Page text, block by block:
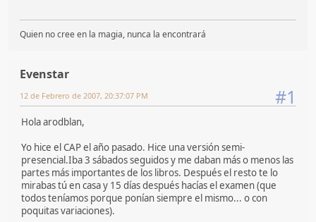
Quien no cree en la magia, nunca la encontrará
Evenstar
#1
12 de Febrero de 2007, 20:37:07 PM
Hola arodblan,
Yo hice el CAP el año pasado. Hice una versión semi-
presencial.Iba 3 sábados seguidos y me daban más o menos las
partes más importantes de los libros. Después el resto te lo
mirabas tú en casa y 15 días después hacías el examen (que
todos teníamos porque ponían siempre el mismo... o con
poquitas variaciones).